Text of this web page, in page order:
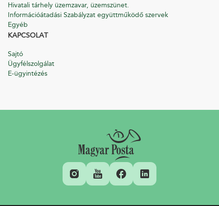
Hivatali tárhely üzemzavar, üzemszünet.
Információátadási Szabályzat együttműködő szervek
Egyéb
KAPCSOLAT
Sajtó
Ügyfélszolgálat
E-ügyintézés